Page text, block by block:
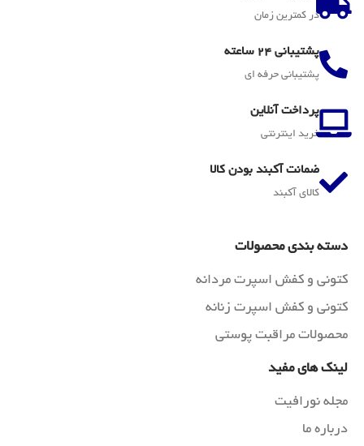
در کمترین زمان
پشتیبانی 24 ساعته
پشتیبانی حرفه ای
پرداخت آنلاین
خرید اینترنتی
ضمانت آکبند بودن کالا
کالای آکبند
دسته بندی محصولات
کتونی و کفش اسپرت مردانه
کتونی و کفش اسپرت زنانه
محصولات مراقبت پوستی
لینک های مفید
مجله نورافیت
درباره ما